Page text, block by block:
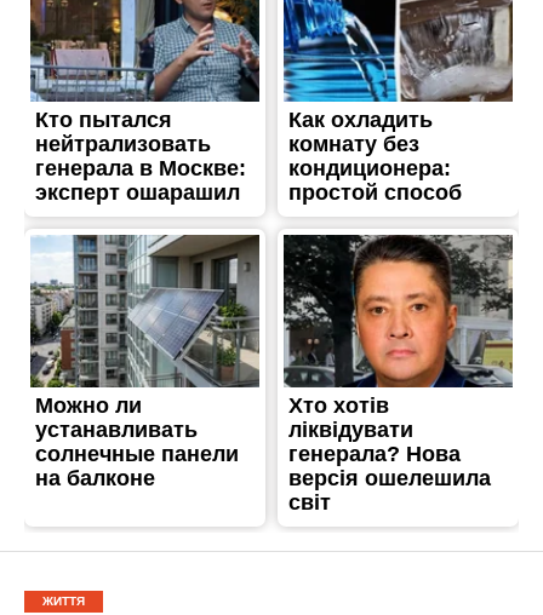
ЖИТТЯ